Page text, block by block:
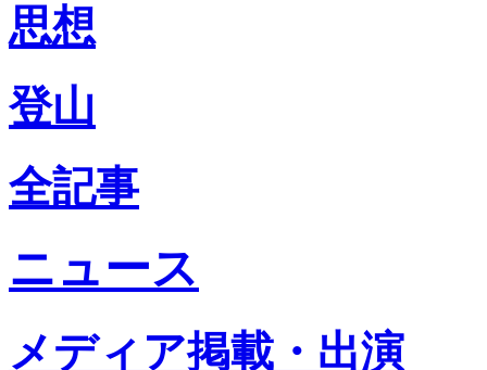
思想
登山
全記事
ニュース
メディア掲載・出演